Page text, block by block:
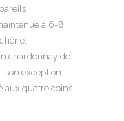
à 6-8
chardonnay de
son exception.
aux quatre coins